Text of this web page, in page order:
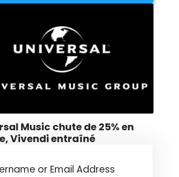
Music chute de 25% en
Vivendi entraîné
or Email Address